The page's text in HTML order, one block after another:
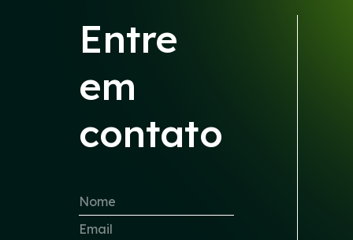
Entre
em
contato